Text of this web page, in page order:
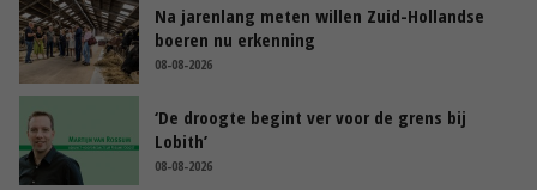
Na jarenlang meten willen Zuid-Hollandse
boeren nu erkenning
08-08-2026
‘De droogte begint ver voor de grens bij
Lobith’
08-08-2026